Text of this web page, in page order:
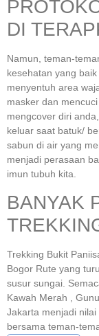
DI
Namun, teman-
kesehatan yang
menyentuh area
masker dan
mengcover diri
keluar saat batuk/
sabun di air yang
menjadi perasaan
imun tubuh kita.
BANYAK
Trekking Bukit
Bogor Rute yang
susur sungai.
Kawah Merah ,
Jakarta menjadi
bersama teman-